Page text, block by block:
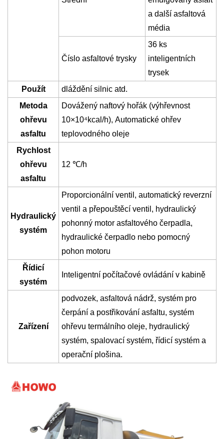
a další asfaltová
média
Číslo asfaltové trysky
36 ks
inteligentních
trysek
Použít
dláždění silnic atd.
Metoda
ohřevu
asfaltu
Dovážený naftový hořák (výhřevnost
10×10⁴kcal/h), Automatické ohřev
teplovodného oleje
Rychlost
ohřevu
asfaltu
12 ℃/h
Hydraulický
systém
Proporcionální ventil, automatický reverzní
ventil a přepouštěcí ventil, hydraulický
pohonný motor asfaltového čerpadla,
hydraulické čerpadlo nebo pomocný
pohon motoru
Řídicí
systém
Inteligentní počítačové ovládání v kabině
Zařízení
podvozek, asfaltová nádrž, systém pro
čerpání a postřikování asfaltu, systém
ohřevu termálního oleje, hydraulický
systém, spalovací systém, řídicí systém a
operační plošina.